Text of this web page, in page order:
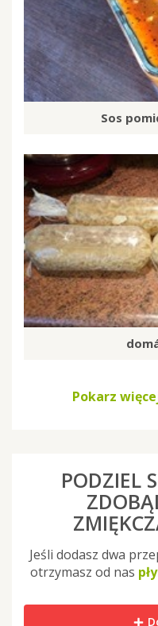
Sos
Pokarz
PODZIEL
Jeśli dodasz dwa
otrzymasz od nas